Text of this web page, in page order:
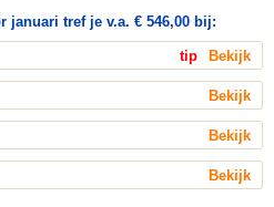
januari tref je v.a. € 546,00 bij:
tip Bekijk
Bekijk
Bekijk
Bekijk